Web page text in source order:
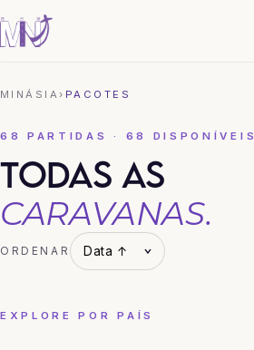
MINÁSIA› PACOTES
68 PARTIDAS · 68 DISPONÍVEIS
TODAS AS
CARAVANAS.
ORDENAR
EXPLORE POR PAÍS
CHINA